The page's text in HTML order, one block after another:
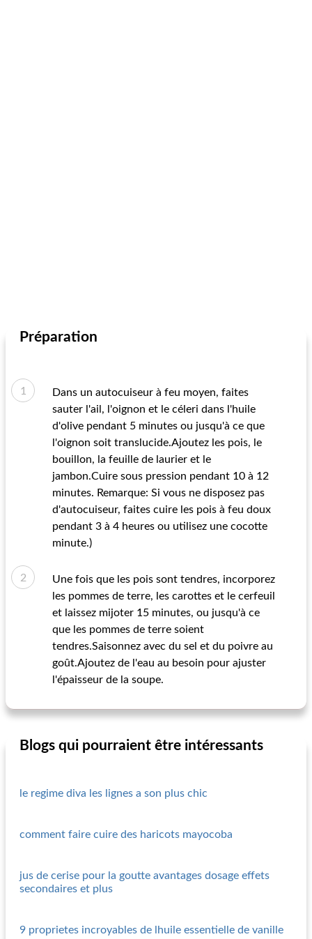
Préparation
Dans un autocuiseur à feu moyen, faites
sauter l'ail, l'oignon et le céleri dans l'huile
d'olive pendant 5 minutes ou jusqu'à ce que
l'oignon soit translucide.Ajoutez les pois, le
bouillon, la feuille de laurier et le
jambon.Cuire sous pression pendant 10 à 12
minutes. Remarque: Si vous ne disposez pas
d'autocuiseur, faites cuire les pois à feu doux
pendant 3 à 4 heures ou utilisez une cocotte
minute.)
Une fois que les pois sont tendres, incorporez
les pommes de terre, les carottes et le cerfeuil
et laissez mijoter 15 minutes, ou jusqu'à ce
que les pommes de terre soient
tendres.Saisonnez avec du sel et du poivre au
goût.Ajoutez de l'eau au besoin pour ajuster
l'épaisseur de la soupe.
Blogs qui pourraient être intéressants
le regime diva les lignes a son plus chic
comment faire cuire des haricots mayocoba
jus de cerise pour la goutte avantages dosage effets
secondaires et plus
9 proprietes incroyables de lhuile essentielle de vanille